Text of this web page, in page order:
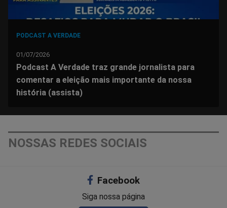
PODCAST A VERDADE
01/07/2026
Podcast A Verdade traz grande jornalista para
comentar a eleição mais importante da nossa
história (assista)
NOSSAS REDES SOCIAIS
Facebook
Siga nossa página